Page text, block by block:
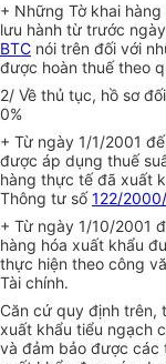
+ Những Tờ khai
lưu hành từ trước
BTC nói trên đối với
được hoàn thuế theo
2/ Về thủ tục, hồ sơ
0%
+ Từ ngày 1/1/2001
được áp dụng thuế
hàng thực tế đã xuất
Thông tư số122/
+ Từ ngày 1/10/2001
hàng hóa xuất khẩu
thực hiện theo công
Tài chính.
Căn cứ quy định trên,
xuất khẩu tiểu ngạch
và đảm bảo được các